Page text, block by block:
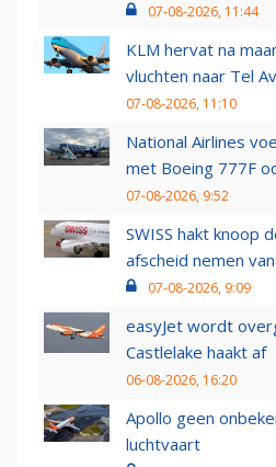
07-08-2026, 11:44
KLM hervat na
vluchten naar Tel
07-08-2026, 11:10
National Airlines
met Boeing 777F
07-08-2026, 9:52
SWISS hakt knoop
afscheid nemen
07-08-2026, 9:09
easyJet wordt
Castlelake haakt af
06-08-2026, 16:20
Apollo geen
luchtvaart